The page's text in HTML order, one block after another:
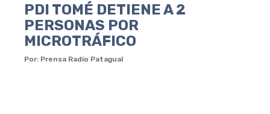
PDI TOMÉ DETIENE A 2
PERSONAS POR
MICROTRÁFICO
Por: Prensa Radio Patagual